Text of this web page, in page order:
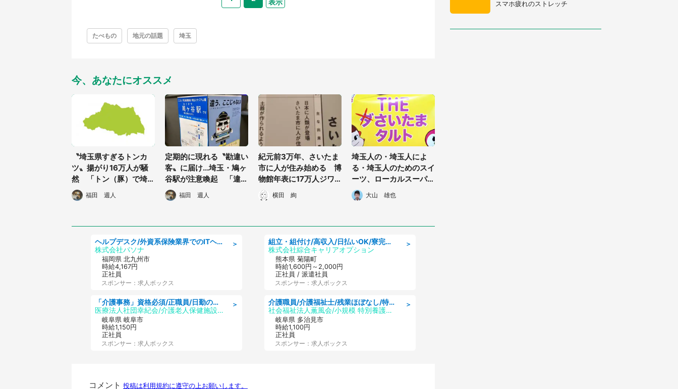
たべもの 地元の話題 埼玉
今、あなたにオススメ
〝埼玉県すぎるトンカ
ツ〟揚がり16万人が騒
然 「トン（豚）で埼
玉」「秩父のあたりにか
ぶりつきたい」
福田 週人
定期的に現れる〝勘違い
客〟に届け...埼玉・鳩ヶ
谷駅が注意喚起 「違
う、ここじゃない」
福田 週人
紀元前3万年、さいたま
市に人が住み始める 博
物館年表に17万人ジワ
る「人類が先かさいたま
市が先か」
横田 絢
埼玉人の・埼玉人によ
る・埼玉人のためのスイ
ーツ、ローカルスーパー
「ベルク」で誕生
大山 雄也
＞
ヘルプデスク/外資系保険業界でのITヘルプデスク業務/駅近/即日勤務可/ヘルプデスク
株式会社パソナ
福岡県 北九州市
時給4,167円
正社員
スポンサー：求人ボックス
＞
「介護事務」資格必須/正職員/日勤のみ/介護老人保健施設
医療法人社団幸紀会/介護老人保健施設 グリーンビラ安江
岐阜県 岐阜市
時給1,150円
正社員
スポンサー：求人ボックス
＞
組立・組付け/高収入/日払いOK/寮完備/交替制/20・30・40代活躍中
株式会社綜合キャリアオプション
熊本県 菊陽町
時給1,600円～2,000円
正社員 / 派遣社員
スポンサー：求人ボックス
＞
介護職員/介護福祉士/残業ほぼなし/特別養護老人ホームの介護職/夜勤専従
社会福祉法人薫風会/小規模 特別養護老人ホーム エバーグリーン
岐阜県 多治見市
時給1,100円
正社員
スポンサー：求人ボックス
スマホ疲れのストレッチ